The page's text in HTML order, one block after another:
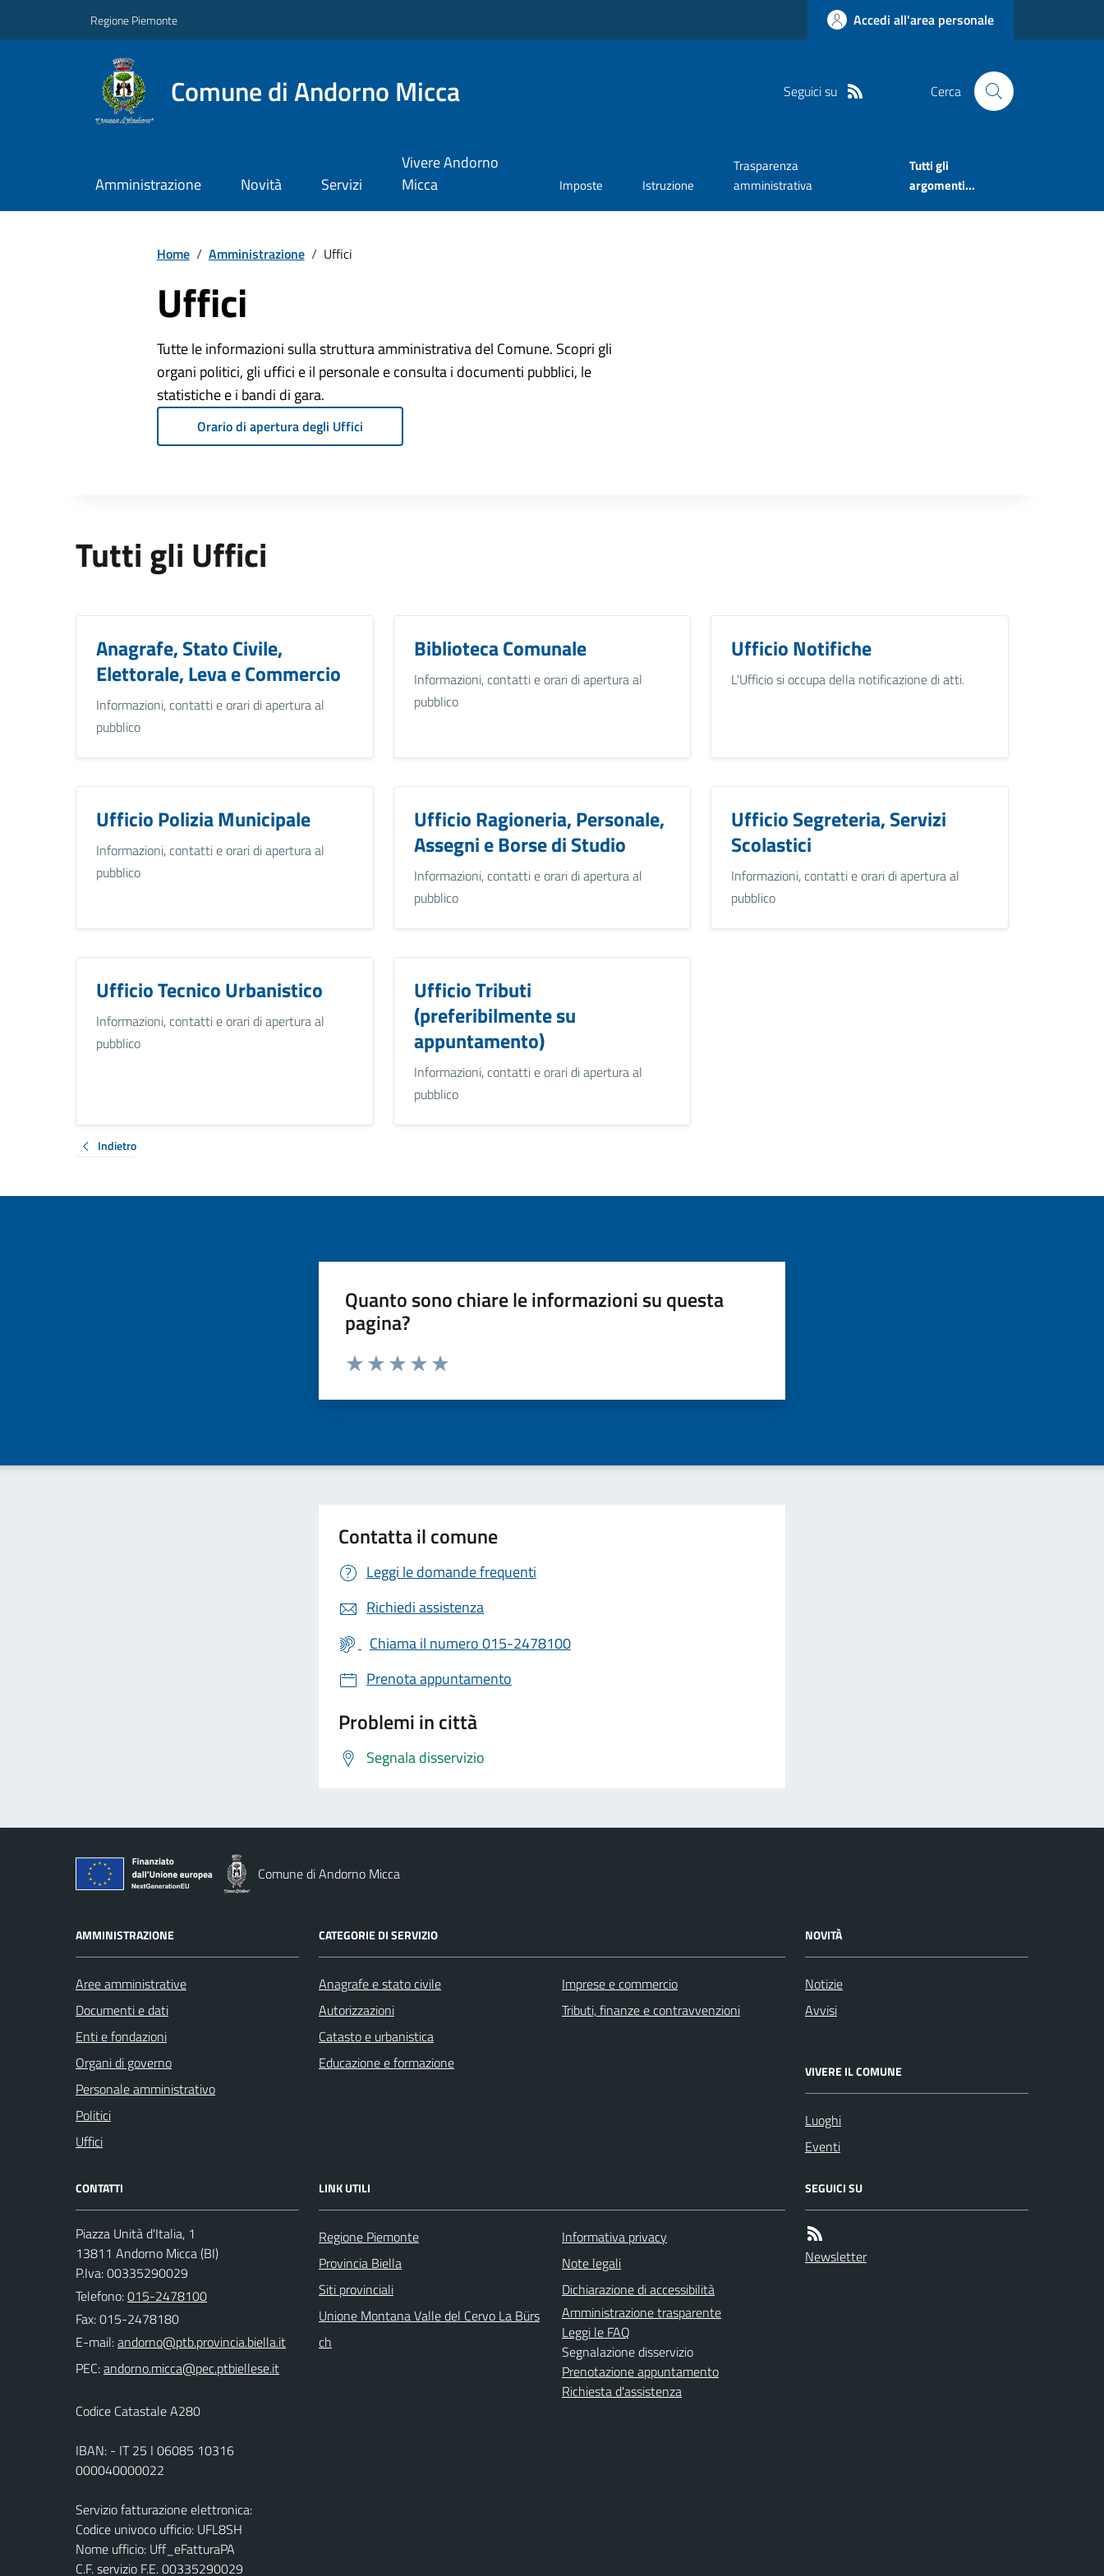
Regione Piemonte Accedi all'area personale
Comune di Andorno Micca Seguici su Cerca
Amministrazione Novità Servizi
Vivere Andorno
Micca
Imposte Istruzione
Trasparenza
amministrativa
Tutti gli
argomenti...
Home / Amministrazione / Uffici
Uffici
Tutte le informazioni sulla struttura amministrativa del Comune. Scopri gli
organi politici, gli uffici e il personale e consulta i documenti pubblici, le
statistiche e i bandi di gara.
Orario di apertura degli Uffici
Tutti gli Uffici
Anagrafe, Stato Civile,
Elettorale, Leva e Commercio
Informazioni, contatti e orari di apertura al
pubblico
Biblioteca Comunale
Informazioni, contatti e orari di apertura al
pubblico
Ufficio Notifiche
L'Ufficio si occupa della notificazione di atti.
Ufficio Polizia Municipale
Informazioni, contatti e orari di apertura al
pubblico
Ufficio Ragioneria, Personale,
Assegni e Borse di Studio
Informazioni, contatti e orari di apertura al
pubblico
Ufficio Segreteria, Servizi
Scolastici
Informazioni, contatti e orari di apertura al
pubblico
Ufficio Tecnico Urbanistico
Informazioni, contatti e orari di apertura al
pubblico
Ufficio Tributi
(preferibilmente su
appuntamento)
Informazioni, contatti e orari di apertura al
pubblico
Indietro
Quanto sono chiare le informazioni su questa
pagina?
Valuta da 1 a 5 stelle la pagina
Contatta il comune
Leggi le domande frequenti
Richiedi assistenza
Chiama il numero 015-2478100
Prenota appuntamento
Problemi in città
Segnala disservizio
Comune di Andorno Micca
AMMINISTRAZIONE
Aree amministrative
Documenti e dati
Enti e fondazioni
Organi di governo
Personale amministrativo
Politici
Uffici
CATEGORIE DI SERVIZIO
Anagrafe e stato civile
Autorizzazioni
Catasto e urbanistica
Educazione e formazione
Imprese e commercio
Tributi, finanze e contravvenzioni
NOVITÀ
Notizie
Avvisi
VIVERE IL COMUNE
Luoghi
Eventi
CONTATTI
Piazza Unità d'Italia, 1
13811 Andorno Micca (BI)
P.Iva: 00335290029
Telefono:015-2478100
Fax: 015-2478180
E-mail:
PEC:
Codice Catastale A280
IBAN: - IT 25 I 06085 10316
000040000022
Servizio fatturazione elettronica:
Codice univoco ufficio: UFL8SH
Nome ufficio: Uff_eFatturaPA
C.F. servizio F.E. 00335290029
LINK UTILI
Regione Piemonte
Provincia Biella
Siti provinciali
Unione Montana Valle del Cervo La Bürs
ch
Informativa privacy
Note legali
Dichiarazione di accessibilità
Amministrazione trasparente
Leggi le FAQ
Segnalazione disservizio
Prenotazione appuntamento
Richiesta d'assistenza
SEGUICI SU
Newsletter